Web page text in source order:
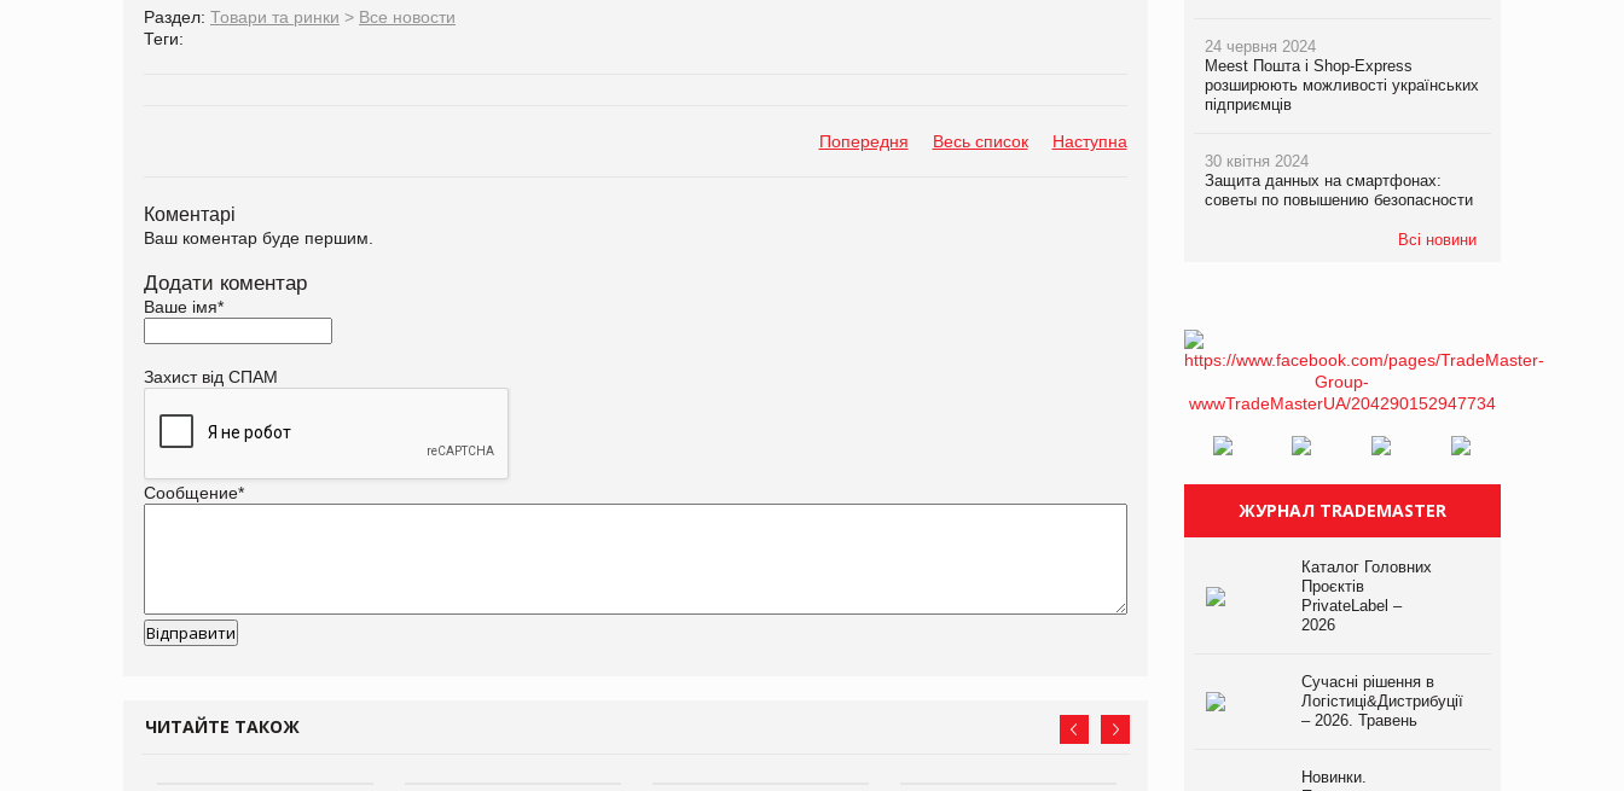
Раздел: Товари та ринки > Все новости
Теги:
Попередня Весь список Наступна
Коментарі
Ваш коментар буде першим.
Додати коментар
Ваше імя*
Захист від СПАМ
Сообщение*
ЧИТАЙТЕ ТАКОЖ
24 червня 2024
Meest Пошта і Shop-Express
розширюють можливості українських
підприємців
30 квітня 2024
Защита данных на смартфонах:
советы по повышению безопасности
Всі новини
ЖУРНАЛ TRADEMASTER
Каталог Головних
Проєктів
PrivateLabel –
2026
Сучасні рішення в
Логістиці&Дистрибуції
– 2026. Травень
Новинки.